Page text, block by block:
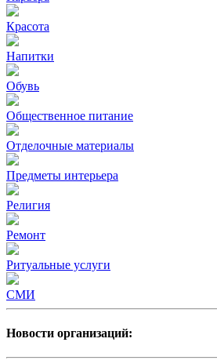
Красота
Напитки
Обувь
Общественное питание
Отделочные материалы
Предметы интерьера
Религия
Ремонт
Ритуальные услуги
СМИ
Новости организаций: